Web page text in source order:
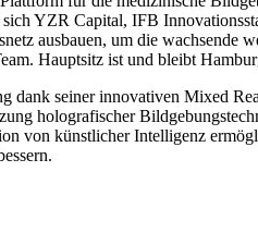
YZR Capital, IFB
ausbauen, um die
Hauptsitz ist und bleibt
dank seiner innovativen Mixed
holografischer
von künstlicher Intelligenz